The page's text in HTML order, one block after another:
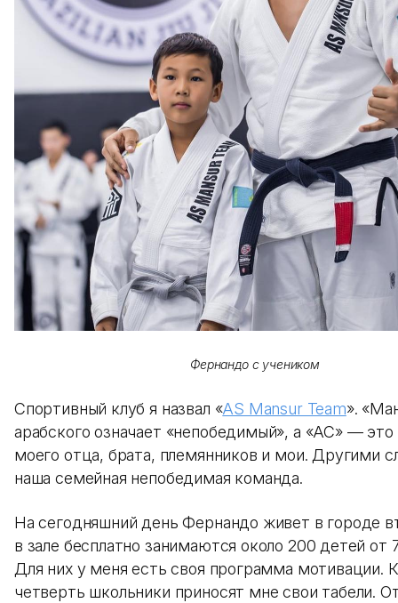
Фернандо с учеником
Спортивный клуб я назвал «AS Mansur Team».
арабского означает «непобедимый», а «АС» —
моего отца, брата, племянников и мои. Другими
наша семейная непобедимая команда.
На сегодняшний день Фернандо живет в городе
в зале бесплатно занимаются около 200 детей от
Для них у меня есть своя программа мотивации.
четверть школьники приносят мне свои табели.